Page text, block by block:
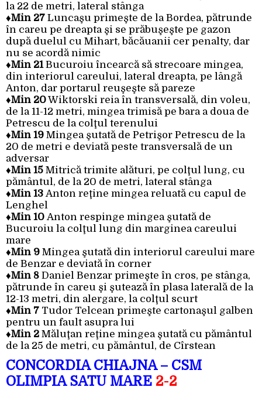
la 22 de metri, lateral stânga
♦Min 27 Luncaşu primeşte de la Bordea, pătrunde
în careu pe dreapta şi se prăbuşeşte pe gazon
după duelul cu Mihart, băcăuanii cer penalty, dar
nu se acordă nimic
♦Min 21Bucuroiu încearcă să strecoare mingea,
din interiorul careului, lateral dreapta, pe lângă
Anton, dar portarul reuşeşte să pareze
♦Min 20Wiktorski reia în transversală, din voleu,
de la 11-12 metri, mingea trimisă pe bara a doua de
Petrescu de la colţul terenului
♦Min 19 Mingea şutată de Petrişor Petrescu de la
20 de metri e deviată peste transversală de un
adversar
♦Min 15 Mitrică trimite alături, pe colţul lung, cu
pământul, de la 20 de metri, lateral stânga
♦Min 13 Anton reţine mingea reluată cu capul de
Lenghel
♦Min 10 Anton respinge mingea şutată de
Bucuroiu la colţul lung din marginea careului
mare
♦Min 9 Mingea şutată din interiorul careului mare
de Benzar e deviată în corner
♦Min 8 Daniel Benzar primeşte în cros, pe stânga,
pătrunde în careu şi şutează în plasa laterală de la
12-13 metri, din alergare, la colţul scurt
♦Min 7 Tudor Telcean primeşte cartonaşul galben
pentru un fault asupra lui
♦Min 2 Măluţan reţine mingea şutată cu pământul
de la 25 de metri, cu pământul, de Cîrstean
CONCORDIA CHIAJNA – CSM
OLIMPIA SATU MARE 2-2